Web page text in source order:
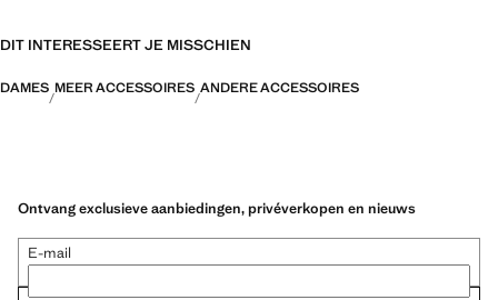
DIT INTERESSEERT JE MISSCHIEN
DAMES MEER ACCESSOIRES ANDERE ACCESSOIRES
Ontvang exclusieve aanbiedingen, privéverkopen en nieuws
E-mail